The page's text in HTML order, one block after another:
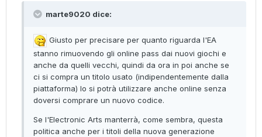
marte9020 dice:
Giusto per precisare per quanto riguarda l'EA
stanno rimuovendo gli online pass dai nuovi giochi e
anche da quelli vecchi, quindi da ora in poi anche se
ci si compra un titolo usato (indipendentemente dalla
piattaforma) lo si potrà utilizzare anche online senza
doversi comprare un nuovo codice.
Se l'Electronic Arts manterrà, come sembra, questa
politica anche per i titoli della nuova generazione